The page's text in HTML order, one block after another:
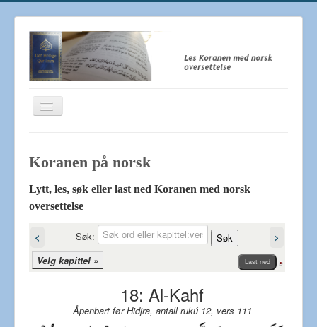
Toggle
Den Hellige Koranen
Om oss
Lenker
Koranen på norsk‎
Lytt, les, søk eller last ned Koranen med norsk
oversettelse
< Søk: Søk
>
Velg kapittel »
Last ned
18: Al-Kahf
Åpenbart før Hidjra, antall rukú 12, vers 111